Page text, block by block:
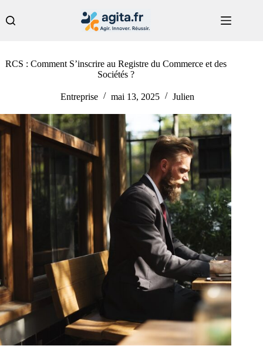
au
contenu
RCS : Comment S’inscrire au Registre du Commerce et des
Sociétés ?
Entreprise mai 13, 2025 Julien